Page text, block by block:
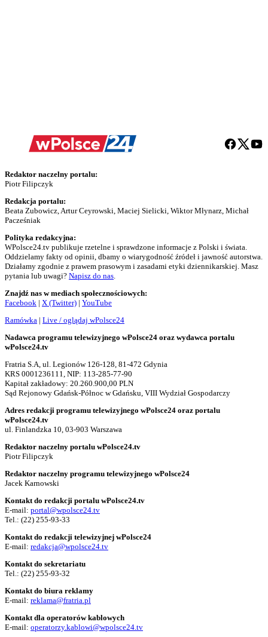
Redaktor naczelny portalu:
Piotr Filipczyk
Redakcja portalu:
Beata Zubowicz, Artur Ceyrowski, Maciej Sielicki, Wiktor Młynarz, Michał
Pacześniak
Polityka redakcyjna:
WPolsce24.tv publikuje rzetelne i sprawdzone informacje z Polski i świata.
Oddzielamy fakty od opinii, dbamy o wiarygodność źródeł i jawność autorstwa.
Działamy zgodnie z prawem prasowym i zasadami etyki dziennikarskiej. Masz
pytania lub uwagi? Napisz do nas
Znajdź nas w mediach społecznościowych:
Facebook | X (Twitter) | YouTube
Ramówka | Live / oglądaj wPolsce24
Nadawca programu telewizyjnego wPolsce24 oraz wydawca portalu
wPolsce24.tv
Fratria S.A, ul. Legionów 126-128, 81-472 Gdynia
KRS 0001236111, NIP: 113-285-77-90
Kapitał zakładowy: 20.260.900,00 PLN
Sąd Rejonowy Gdańsk-Północ w Gdańsku, VIII Wydział Gospodarczy
Adres redakcji programu telewizyjnego wPolsce24 oraz portalu
wPolsce24.tv
ul. Finlandzka 10, 03-903 Warszawa
Redaktor naczelny portalu wPolsce24.tv
Piotr Filipczyk
Redaktor naczelny programu telewizyjnego wPolsce24
Jacek Karnowski
Kontakt do redakcji portalu wPolsce24.tv
E-mail: portal@wpolsce24.tv
Tel.: (22) 255-93-33
Kontakt do redakcji telewizyjnej wPolsce24
E-mail: redakcja@wpolsce24.tv
Kontakt do sekretariatu
Tel.: (22) 255-93-32
Kontakt do biura reklamy
E-mail: reklama@fratria.pl
Kontakt dla operatorów kablowych
E-mail: operatorzy.kablowi@wpolsce24.tv